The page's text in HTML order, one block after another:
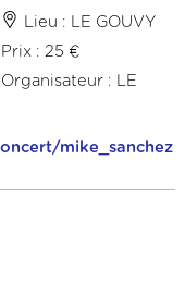
Lieu : LE GOUVY
Prix : 25 €
Organisateur : LE
mike_sanchez